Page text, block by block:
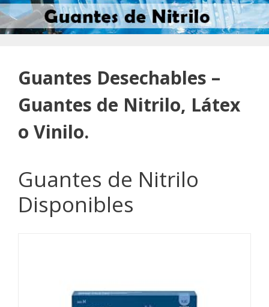
Guantes Desechables –
Guantes de Nitrilo, Látex
o Vinilo.
Guantes de Nitrilo
Disponibles